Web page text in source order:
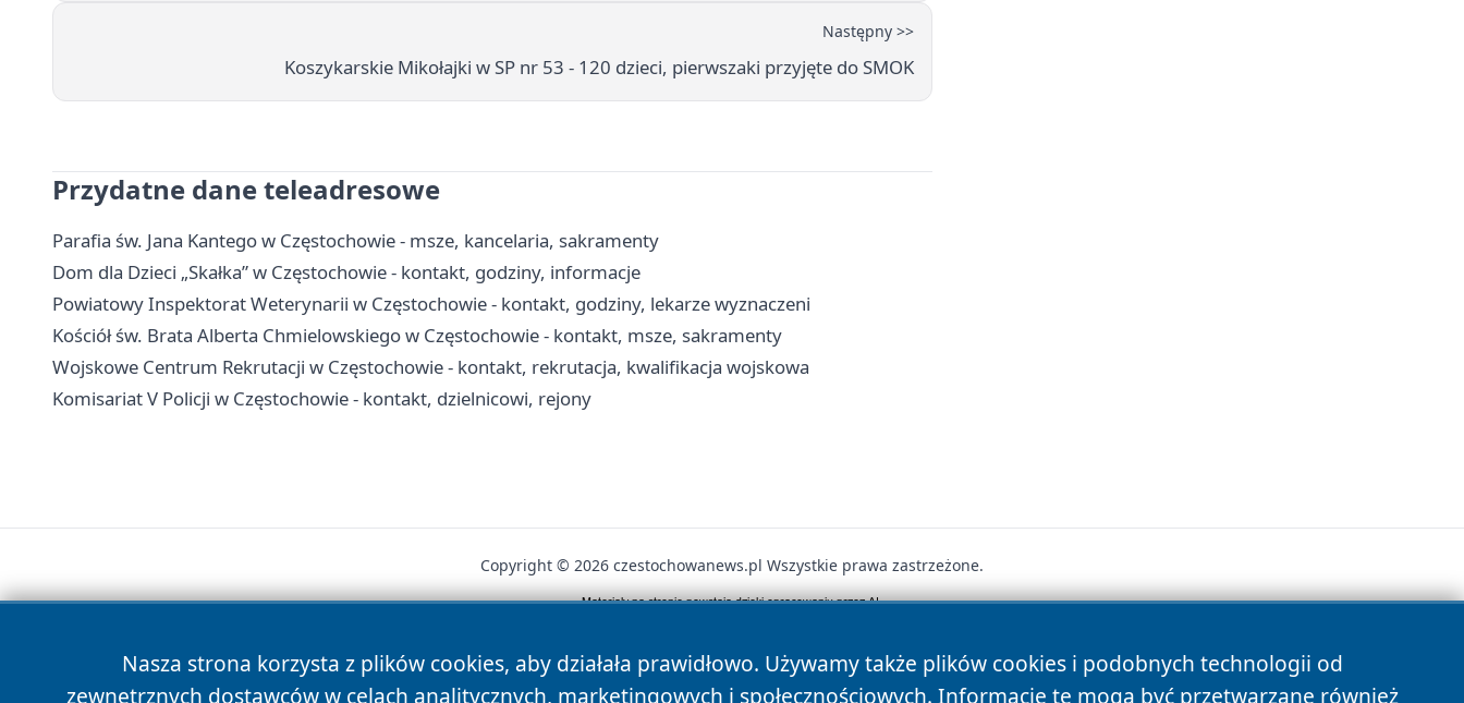
Następny >>
Koszykarskie Mikołajki w SP nr 53 - 120 dzieci, pierwszaki przyjęte do SMOK
Przydatne dane teleadresowe
Parafia św. Jana Kantego w Częstochowie - msze, kancelaria, sakramenty
Dom dla Dzieci „Skałka” w Częstochowie - kontakt, godziny, informacje
Powiatowy Inspektorat Weterynarii w Częstochowie - kontakt, godziny, lekarze wyznaczeni
Kościół św. Brata Alberta Chmielowskiego w Częstochowie - kontakt, msze, sakramenty
Wojskowe Centrum Rekrutacji w Częstochowie - kontakt, rekrutacja, kwalifikacja wojskowa
Komisariat V Policji w Częstochowie - kontakt, dzielnicowi, rejony
Nasza strona korzysta z plików cookies, aby działała prawidłowo. Używamy także plików cookies i podobnych technologii od
zewnętrznych dostawców w celach analitycznych, marketingowych i społecznościowych. Informacje te mogą być przetwarzane również
Copyright © 2026 czestochowanews.pl Wszystkie prawa zastrzeżone.